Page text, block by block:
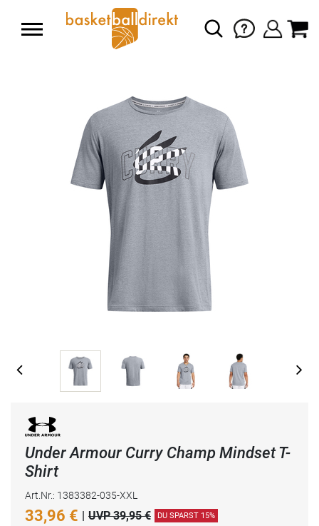
Under Armour Curry Champ Mindset T-
Shirt
Art.Nr.: 1383382-035-XXL
33,96 € | UVP 39,95 € DU SPARST 15%